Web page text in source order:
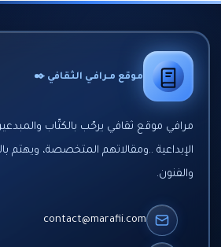
موقع مـرافـي الثقافي ✒️
مرافي موقع ثقافي يرحّب بالكتّاب
الإبداعية ..ومقالاتهم المتخصصة، ويهتم
والفنون.
contact@marafii.com